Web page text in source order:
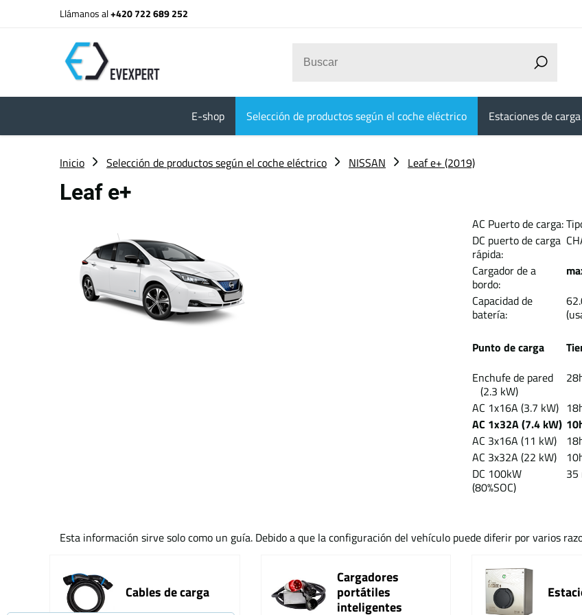
Llámanos al+420 722 689 252
E-shop Selección de productos según el coche eléctrico Estaciones de carga
Inicio Selección de productos según el coche eléctrico NISSAN Leaf e+ (2019)
Leaf e+
AC Puerto de carga:
DC puerto de carga
rápida:
Cargador de a
bordo:
Capacidad de
batería:
Punto de carga
Enchufe de pared
(2.3 kW)
AC 1x16A (3.7 kW)
AC 1x32A (7.4 kW)
AC 3x16A (11 kW)
AC 3x32A (22 kW)
DC 100kW
(80%SOC)
35
Esta información sirve solo como un guía. Debido a que la configuración del vehículo puede diferir por varios
Cables de carga
Cargadores
portátiles
inteligentes